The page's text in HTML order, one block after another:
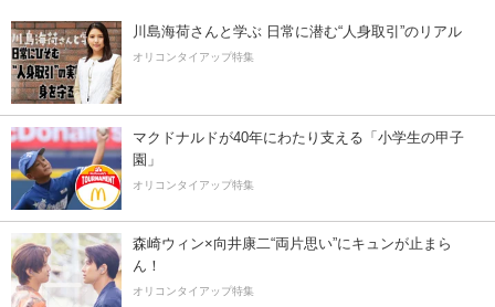
川島海荷さんと学ぶ 日常に潜む“人身取引”のリアル
オリコンタイアップ特集
マクドナルドが40年にわたり支える「小学生の甲子
園」
オリコンタイアップ特集
森崎ウィン×向井康二“両片思い”にキュンが止まら
ん！
オリコンタイアップ特集